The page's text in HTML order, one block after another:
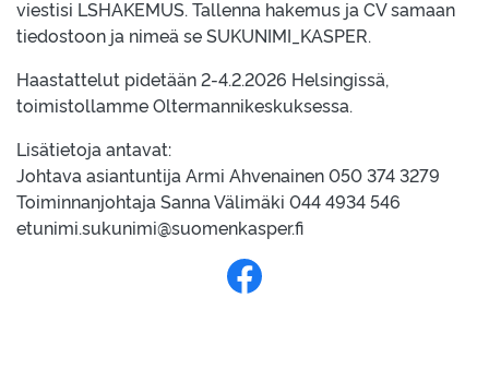
viestisi LSHAKEMUS. Tallenna hakemus ja CV samaan
tiedostoon ja nimeä se SUKUNIMI_KASPER.
Haastattelut pidetään 2-4.2.2026 Helsingissä,
toimistollamme Oltermannikeskuksessa.
Lisätietoja antavat:
Johtava asiantuntija Armi Ahvenainen 050 374 3279
Toiminnanjohtaja Sanna Välimäki 044 4934 546
etunimi.sukunimi@suomenkasper.fi